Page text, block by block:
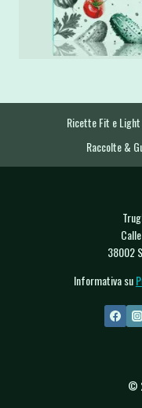
Ricette Fit e Light
Raccolte &
38002
Informativa su
©